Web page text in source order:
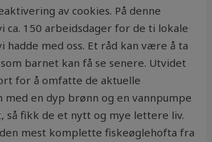
av cookies. På denne
ca. 150 arbeidsdager for de ti lokale
hadde med oss. Et råd kan være å ta
barnet kan få se senere. Utvidet
for å omfatte de aktuelle
med en dyp brønn og en vannpumpe
så fikk de et nytt og mye lettere liv.
mest komplette fiskeøglehofta fra